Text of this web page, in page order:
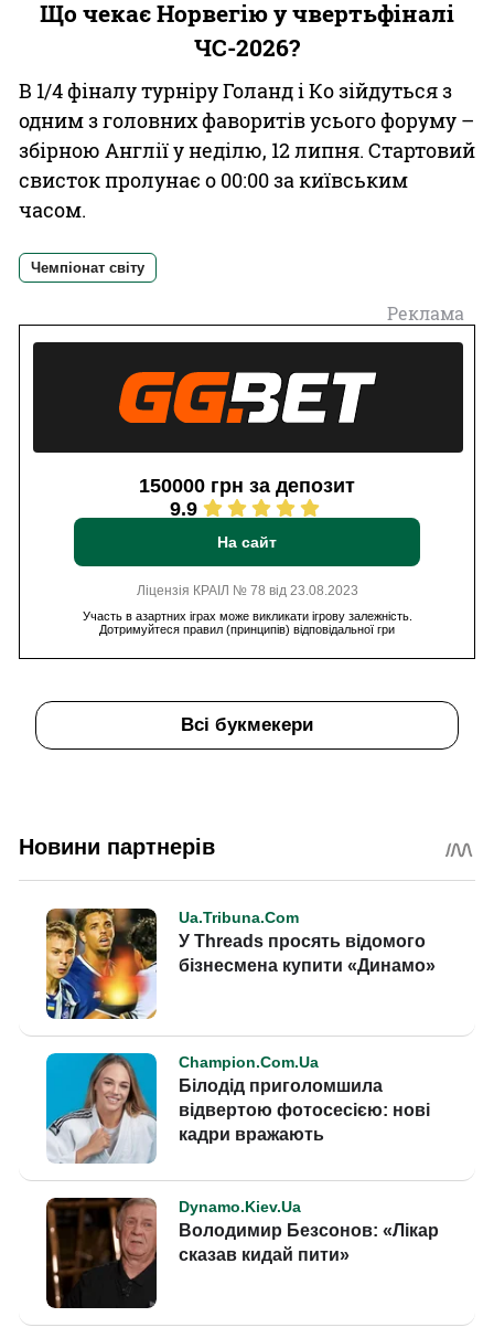
Що чекає Норвегію у чвертьфіналі
ЧС-2026?
В 1/4 фіналу турніру Голанд і Ко зійдуться з
одним з головних фаворитів усього форуму –
збірною Англії у неділю, 12 липня. Стартовий
свисток пролунає о 00:00 за київським
часом.
Чемпіонат світу
Реклама
150000 грн за депозит
9.9
На сайт
Ліцензія КРАІЛ № 78 від 23.08.2023
Участь в азартних іграх може викликати ігрову залежність.
Дотримуйтеся правил (принципів) відповідальної гри
Всі букмекери